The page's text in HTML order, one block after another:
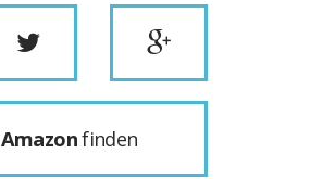
Amazonfinden